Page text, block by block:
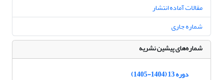
مقالات آماده انتشار
شماره جاری
شماره‌های پیشین نشریه
دوره 13 (1404-1405)